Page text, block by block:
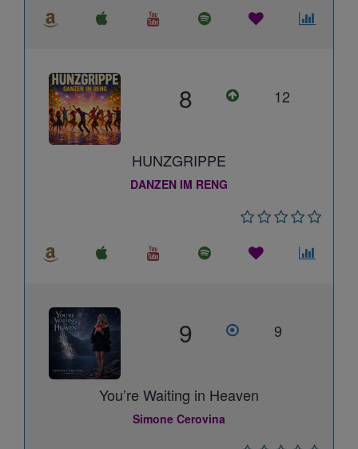
8 12
HUNZGRIPPE
DANZEN IM RENG
9 9
You’re Waiting in Heaven
Simone Cerovina